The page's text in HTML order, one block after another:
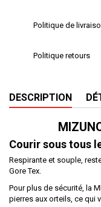
Politique de
Politique retours
DESCRIPTION
Courir sous tous
Respirante et souple,
Gore Tex.
Pour plus de sécurité, la
pierres aux orteils, ce qui